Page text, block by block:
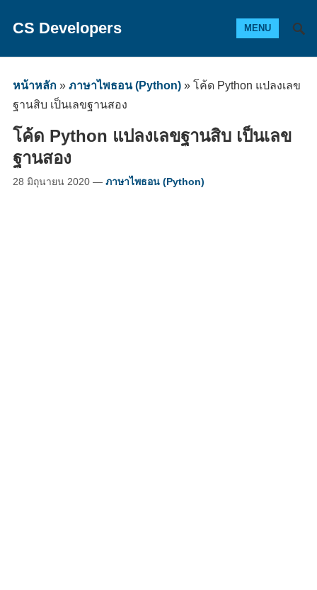
CS Developers MENU
หน้าหลัก» ภาษาไพธอน (Python)» โค้ด Python แปลงเลข
ฐานสิบ เป็นเลขฐานสอง
โค้ด Python แปลงเลขฐานสิบ เป็นเลข
ฐานสอง
28 มิถุนายน 2020 — ภาษาไพธอน (Python)